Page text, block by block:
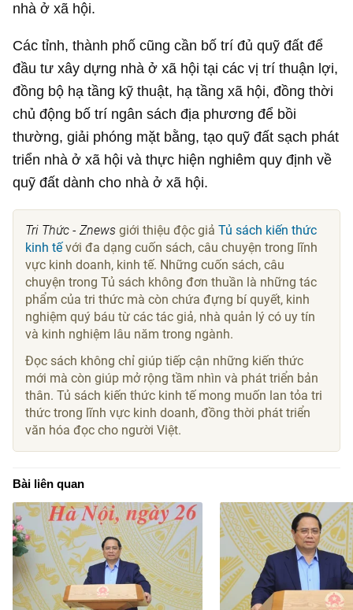
nhà ở xã hội.
Các tỉnh, thành phố cũng cần bố trí đủ quỹ đất để
đầu tư xây dựng nhà ở xã hội tại các vị trí thuận lợi,
đồng bộ hạ tầng kỹ thuật, hạ tầng xã hội, đồng thời
chủ động bố trí ngân sách địa phương để bồi
thường, giải phóng mặt bằng, tạo quỹ đất sạch phát
triển nhà ở xã hội và thực hiện nghiêm quy định về
quỹ đất dành cho nhà ở xã hội.
Tri Thức - Znews giới thiệu độc giảTủ sách kiến thức
kinh tếvới đa dạng cuốn sách, câu chuyện trong lĩnh
vực kinh doanh, kinh tế. Những cuốn sách, câu
chuyện trong Tủ sách không đơn thuần là những tác
phẩm của tri thức mà còn chứa đựng bí quyết, kinh
nghiệm quý báu từ các tác giả, nhà quản lý có uy tín
và kinh nghiệm lâu năm trong ngành.
Đọc sách không chỉ giúp tiếp cận những kiến thức
mới mà còn giúp mở rộng tầm nhìn và phát triển bản
thân. Tủ sách kiến thức kinh tế mong muốn lan tỏa tri
thức trong lĩnh vực kinh doanh, đồng thời phát triển
văn hóa đọc cho người Việt.
Bài liên quan